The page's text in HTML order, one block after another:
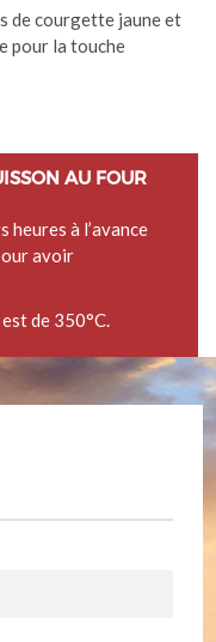
de courgette jaune et
pour la touche
AU FOUR
heures à l’avance
avoir
de 350°C.